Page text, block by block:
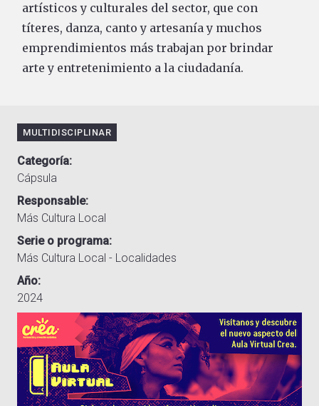
artísticos y culturales del sector, que con
títeres, danza, canto y artesanía y muchos
emprendimientos más trabajan por brindar
arte y entretenimiento a la ciudadanía.
MULTIDISCIPLINAR
Categoría
Cápsula
Responsable
Más Cultura Local
Serie o programa
Más Cultura Local - Localidades
Año
2024